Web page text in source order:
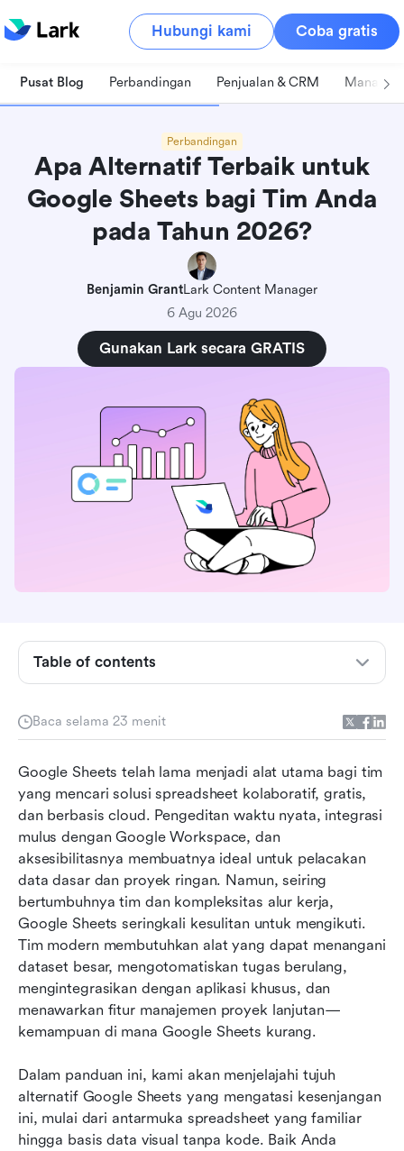
Hubungi kami Coba gratis
Pusat Blog Perbandingan Penjualan & CRM
Perbandingan
Apa Alternatif Terbaik untuk
Google Sheets bagi Tim Anda
pada Tahun 2026?
Benjamin GrantLark Content Manager
6 Agu 2026
Gunakan Lark secara GRATIS
Baca selama 23 menit
Google Sheets telah lama menjadi alat utama bagi tim
yang mencari solusi spreadsheet kolaboratif, gratis,
dan berbasis cloud. Pengeditan waktu nyata, integrasi
mulus dengan Google Workspace, dan
aksesibilitasnya membuatnya ideal untuk pelacakan
data dasar dan proyek ringan. Namun, seiring
bertumbuhnya tim dan kompleksitas alur kerja,
Google Sheets seringkali kesulitan untuk mengikuti.
Tim modern membutuhkan alat yang dapat menangani
dataset besar, mengotomatiskan tugas berulang,
mengintegrasikan dengan aplikasi khusus, dan
menawarkan fitur manajemen proyek lanjutan—
kemampuan di mana Google Sheets kurang.
Dalam panduan ini, kami akan menjelajahi tujuh
alternatif Google Sheets yang mengatasi kesenjangan
ini, mulai dari antarmuka spreadsheet yang familiar
hingga basis data visual tanpa kode. Baik Anda
Table of contents
Kriteria seleksi
Alternatif teratas untuk Google Sheets pada
tahun 2026
Kesimpulan
Bacaan Terkait